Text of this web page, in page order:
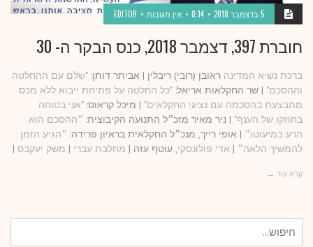
5 בדצמבר 2018 8:14 אין תגובות EDITOR
חוברת 397, דצמבר 2018, כנס הבקר ה- 30
ברכת נשיא המדינה ראובן (רובי) ריבלין | אביתר דותן: "שלם עם ההחלטה
וההסכם" | שר החקלאות אריאל: "כל החלטה על פתיחת ייבוא ללא מכס
מתבצעת בהסכמה עם נציגי החקלאים" | מיכל קראוס: "אני בטוחה
בחוזקו של הענף" | ניר מאיר מזכ״ל התנועה הקיבוצית: ״ההסכם הוא
הרע במיעוטו״ | אופי רייך, מנכ״ל החקלאית בראיון פרידה: ״הגיע הזמן
להמשיך הלאה״ | אדי פולונסקי, עוטף עזה | מחלבת עברי | משק יעקבס |
קרא עוד ←
עבור: